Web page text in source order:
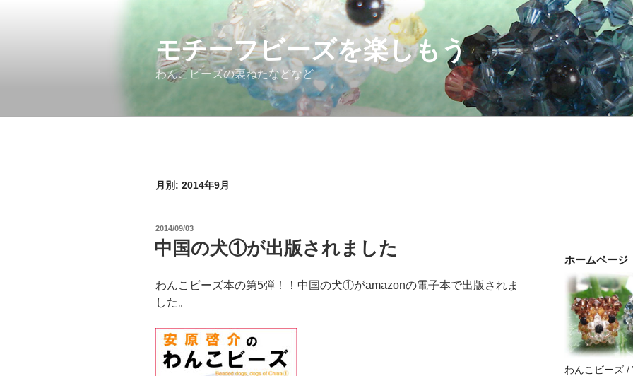
モチーフビーズを楽しもう
わんこビーズの裏ねたなどなど
月別: 2014年9月
投
稿
日:
2014/09/03
中国の犬①が出版されました
わんこビーズ本の第5弾！！中国の犬①がamazonの電子本で出版されま
した。
ホームページ
わんこビーズ/